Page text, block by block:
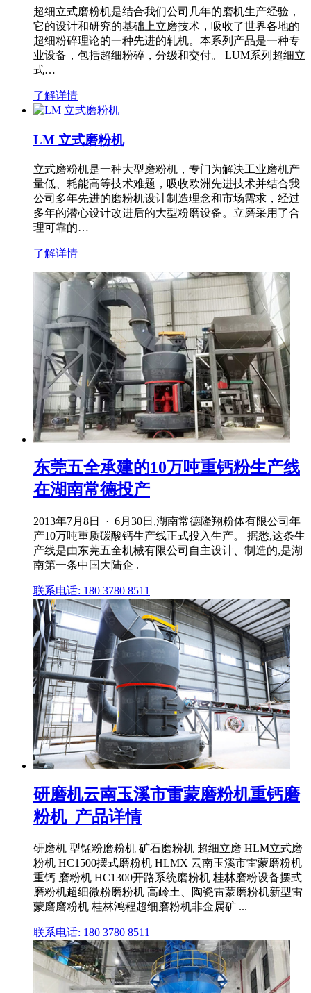
超细立式磨粉机是结合我们公司几年的磨机生产经验，
它的设计和研究的基础上立磨技术，吸收了世界各地的
超细粉碎理论的一种先进的轧机。本系列产品是一种专
业设备，包括超细粉碎，分级和交付。 LUM系列超细立
式…
了解详情
LM 立式磨粉机
立式磨粉机是一种大型磨粉机，专门为解决工业磨机产
量低、耗能高等技术难题，吸收欧洲先进技术并结合我
公司多年先进的磨粉机设计制造理念和市场需求，经过
多年的潜心设计改进后的大型粉磨设备。立磨采用了合
理可靠的…
了解详情
东莞五全承建的10万吨重钙粉生产线
在湖南常德投产
2013年7月8日 · 6月30日,湖南常德隆翔粉体有限公司年
产10万吨重质碳酸钙生产线正式投入生产。 据悉,这条生
产线是由东莞五全机械有限公司自主设计、制造的,是湖
南第一条中国大陆企 .
联系电话: 180 3780 8511
研磨机云南玉溪市雷蒙磨粉机重钙磨
粉机_产品详情
研磨机 型锰粉磨粉机 矿石磨粉机 超细立磨 HLM立式磨
粉机 HC1500摆式磨粉机 HLMX 云南玉溪市雷蒙磨粉机
重钙 磨粉机 HC1300开路系统磨粉机 桂林磨粉设备摆式
磨粉机超细微粉磨粉机 高岭土、陶瓷雷蒙磨粉机新型雷
蒙磨磨粉机 桂林鸿程超细磨粉机非金属矿 ...
联系电话: 180 3780 8511